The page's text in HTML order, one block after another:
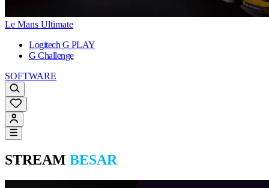
Le Mans Ultimate
Logitech G PLAY
G Challenge
SOFTWARE
STREAM BESAR